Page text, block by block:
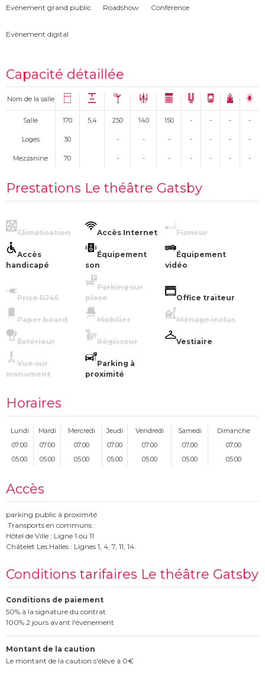
Evénement grand public Roadshow Conférence
Evènement digital
Capacité détaillée
Nom de la salle
Salle 170 5,4 250 140 150 - - - -
Loges 30 - - - - - - -
Mezzanine 70 - - - - - - -
Prestations Le théâtre Gatsby
Climatisation Accès Internet Fumeur
Accès
handicapé
Équipement
son
Équipement
vidéo
Prise RJ45
Parking sur
place
Office traiteur
Paper board Mobilier Ménage inclus
Éxtérieur Régisseur Vestiaire
Vue sur
monument
Parking à
proximité
Horaires
Lundi Mardi Mercredi Jeudi Vendredi Samedi
Dimanche
07:00
07:00 07:00 07:00 07:00 07:00
07:00
05:00
05:00 05:00 05:00 05:00 05:00 05:00
Accès
parking public à proximité
Transports en communs :
Hôtel de Ville : Ligne 1 ou 11
Châtelet Les Halles : Lignes 1, 4, 7, 11, 14.
Conditions tarifaires Le théâtre Gatsby
Conditions de paiement
50% à la signature du contrat
100% 2 jours avant l'événement
Montant de la caution
Le montant de la caution s'élève à 0€